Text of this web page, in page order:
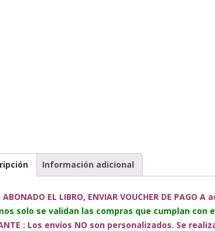
Información adicional
ABONADO EL LIBRO, ENVIAR VOUCHER DE PAGO
solo se validan las compras que cumplan
: Los envíos NO son personalizados. Se